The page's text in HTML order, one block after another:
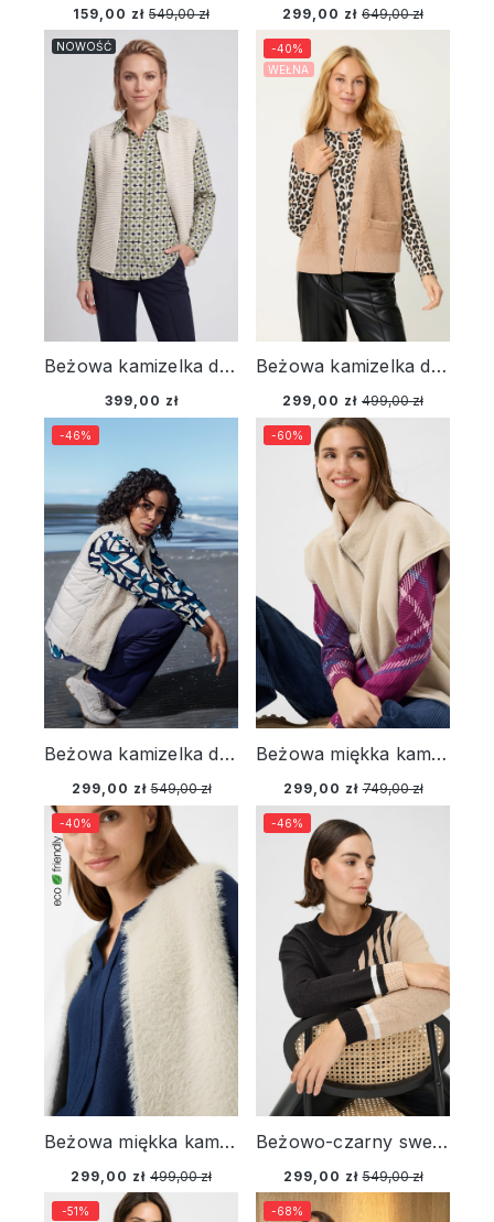
159,00 zł 549,00 zł 299,00 zł 649,00 zł
Beżowa kamizelka damska Henny - Modern Balance
399,00 zł
NOWOŚĆ
Beżowa kamizelka damska Henny – Urban Wild
299,00 zł 499,00 zł
-40%
WEŁNA
Beżowa kamizelka damska Henny z pikowaniem – Neo Comfort
299,00 zł 549,00 zł
-46%
Beżowa miękka kamizelka damska – New Passion
299,00 zł 749,00 zł
-60%
Beżowa miękka kamizelka damska Henny – New Passion
299,00 zł 499,00 zł
-40%
Beżowo-czarny sweter damski Cora z geometrycznym wzorem – Urban Wild
299,00 zł 549,00 zł
-46%
-51% -68%